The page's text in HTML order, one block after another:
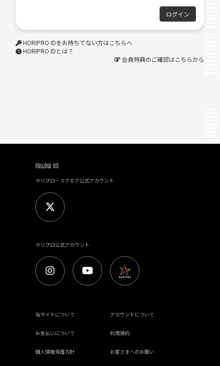
HORIPRO IDをお持ちでない方はこちらへ
HORIPRO IDとは？
会員特典のご確認はこちらから
FOLLOW US
ホリプロ・スクエア公式アカウント
ホリプロ公式アカウント
当サイトについて アカウントについて
お支払いについて 利用規約
個人情報保護方針 お客さまへのお願い